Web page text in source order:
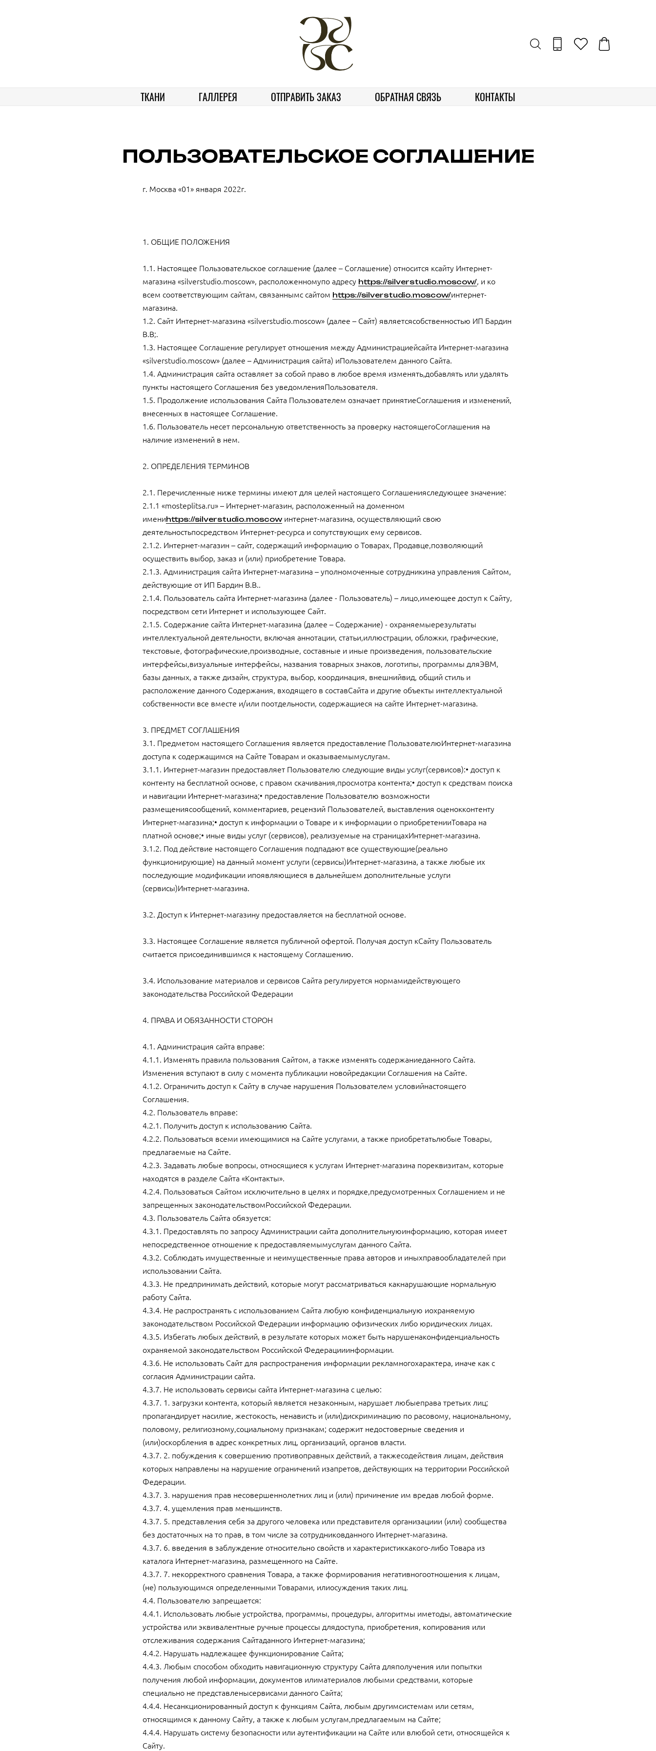
ТКАНИ ГАЛЛЕРЕЯ ОТПРАВИТЬ ЗАКАЗ ОБРАТНАЯ СВЯЗЬ КОНТАКТЫ
ПОЛЬЗОВАТЕЛЬСКОЕ СОГЛАШЕНИЕ
г. Москва «01» января 2022г.
1. ОБЩИЕ ПОЛОЖЕНИЯ
1.1. Настоящее Пользовательское соглашение (далее – Соглашение) относится ксайту Интернет-
магазина «silverstudio.moscow», расположенномупо адресу https://silverstudio.moscow/, и ко
всем соответствующим сайтам, связаннымс сайтом https://silverstudio.moscow/интернет-
магазина.
1.2. Сайт Интернет-магазина «silverstudio.moscow» (далее – Сайт) являетсясобственностью ИП Бардин
В.В;.
1.3. Настоящее Соглашение регулирует отношения между Администрациейсайта Интернет-магазина
«silverstudio.moscow» (далее – Администрация сайта) иПользователем данного Сайта.
1.4. Администрация сайта оставляет за собой право в любое время изменять,добавлять или удалять
пункты настоящего Соглашения без уведомленияПользователя.
1.5. Продолжение использования Сайта Пользователем означает принятиеСоглашения и изменений,
внесенных в настоящее Соглашение.
1.6. Пользователь несет персональную ответственность за проверку настоящегоСоглашения на
наличие изменений в нем.
2. ОПРЕДЕЛЕНИЯ ТЕРМИНОВ
2.1. Перечисленные ниже термины имеют для целей настоящего Соглашенияследующее значение:
2.1.1 «mosteplitsa.ru» – Интернет-магазин, расположенный на доменном
имениhttps://silverstudio.moscow интернет-магазина, осуществляющий свою
деятельностьпосредством Интернет-ресурса и сопутствующих ему сервисов.
2.1.2. Интернет-магазин – сайт, содержащий информацию о Товарах, Продавце,позволяющий
осуществить выбор, заказ и (или) приобретение Товара.
2.1.3. Администрация сайта Интернет-магазина – уполномоченные сотрудникина управления Сайтом,
действующие от ИП Бардин В.В..
2.1.4. Пользователь сайта Интернет-магазина (далее - Пользователь) – лицо,имеющее доступ к Сайту,
посредством сети Интернет и использующее Сайт.
2.1.5. Содержание сайта Интернет-магазина (далее – Содержание) - охраняемыерезультаты
интеллектуальной деятельности, включая аннотации, статьи,иллюстрации, обложки, графические,
текстовые, фотографические,производные, составные и иные произведения, пользовательские
интерфейсы,визуальные интерфейсы, названия товарных знаков, логотипы, программы дляЭВМ,
базы данных, а также дизайн, структура, выбор, координация, внешнийвид, общий стиль и
расположение данного Содержания, входящего в составСайта и другие объекты интеллектуальной
собственности все вместе и/или поотдельности, содержащиеся на сайте Интернет-магазина.
3. ПРЕДМЕТ СОГЛАШЕНИЯ
3.1. Предметом настоящего Соглашения является предоставление ПользователюИнтернет-магазина
доступа к содержащимся на Сайте Товарам и оказываемымуслугам.
3.1.1. Интернет-магазин предоставляет Пользователю следующие виды услуг(сервисов):• доступ к
контенту на бесплатной основе, с правом скачивания,просмотра контента;• доступ к средствам поиска
и навигации Интернет-магазина;• предоставление Пользователю возможности
размещениясообщений, комментариев, рецензий Пользователей, выставления оценокконтенту
Интернет-магазина;• доступ к информации о Товаре и к информации о приобретенииТовара на
платной основе;• иные виды услуг (сервисов), реализуемые на страницахИнтернет-магазина.
3.1.2. Под действие настоящего Соглашения подпадают все существующие(реально
функционирующие) на данный момент услуги (сервисы)Интернет-магазина, а также любые их
последующие модификации ипоявляющиеся в дальнейшем дополнительные услуги
(сервисы)Интернет-магазина.
3.2. Доступ к Интернет-магазину предоставляется на бесплатной основе.
3.3. Настоящее Соглашение является публичной офертой. Получая доступ кСайту Пользователь
считается присоединившимся к настоящему Соглашению.
3.4. Использование материалов и сервисов Сайта регулируется нормамидействующего
законодательства Российской Федерации
4. ПРАВА И ОБЯЗАННОСТИ СТОРОН
4.1. Администрация сайта вправе:
4.1.1. Изменять правила пользования Сайтом, а также изменять содержаниеданного Сайта.
Изменения вступают в силу с момента публикации новойредакции Соглашения на Сайте.
4.1.2. Ограничить доступ к Сайту в случае нарушения Пользователем условийнастоящего
Соглашения.
4.2. Пользователь вправе:
4.2.1. Получить доступ к использованию Сайта.
4.2.2. Пользоваться всеми имеющимися на Сайте услугами, а также приобретатьлюбые Товары,
предлагаемые на Сайте.
4.2.3. Задавать любые вопросы, относящиеся к услугам Интернет-магазина пореквизитам, которые
находятся в разделе Сайта «Контакты».
4.2.4. Пользоваться Сайтом исключительно в целях и порядке,предусмотренных Соглашением и не
запрещенных законодательствомРоссийской Федерации.
4.3. Пользователь Сайта обязуется:
4.3.1. Предоставлять по запросу Администрации сайта дополнительнуюинформацию, которая имеет
непосредственное отношение к предоставляемымуслугам данного Сайта.
4.3.2. Соблюдать имущественные и неимущественные права авторов и иныхправообладателей при
использовании Сайта.
4.3.3. Не предпринимать действий, которые могут рассматриваться какнарушающие нормальную
работу Сайта.
4.3.4. Не распространять с использованием Сайта любую конфиденциальную иохраняемую
законодательством Российской Федерации информацию офизических либо юридических лицах.
4.3.5. Избегать любых действий, в результате которых может быть нарушенаконфиденциальность
охраняемой законодательством Российской Федерацииинформации.
4.3.6. Не использовать Сайт для распространения информации рекламногохарактера, иначе как с
согласия Администрации сайта.
4.3.7. Не использовать сервисы сайта Интернет-магазина с целью:
4.3.7. 1. загрузки контента, который является незаконным, нарушает любыеправа третьих лиц;
пропагандирует насилие, жестокость, ненависть и (или)дискриминацию по расовому, национальному,
половому, религиозному,социальному признакам; содержит недостоверные сведения и
(или)оскорбления в адрес конкретных лиц, организаций, органов власти.
4.3.7. 2. побуждения к совершению противоправных действий, а такжесодействия лицам, действия
которых направлены на нарушение ограничений изапретов, действующих на территории Российской
Федерации.
4.3.7. 3. нарушения прав несовершеннолетних лиц и (или) причинение им вредав любой форме.
4.3.7. 4. ущемления прав меньшинств.
4.3.7. 5. представления себя за другого человека или представителя организациии (или) сообщества
без достаточных на то прав, в том числе за сотрудниковданного Интернет-магазина.
4.3.7. 6. введения в заблуждение относительно свойств и характеристиккакого-либо Товара из
каталога Интернет-магазина, размещенного на Сайте.
4.3.7. 7. некорректного сравнения Товара, а также формирования негативногоотношения к лицам,
(не) пользующимся определенными Товарами, илиосуждения таких лиц.
4.4. Пользователю запрещается:
4.4.1. Использовать любые устройства, программы, процедуры, алгоритмы иметоды, автоматические
устройства или эквивалентные ручные процессы длядоступа, приобретения, копирования или
отслеживания содержания Сайтаданного Интернет-магазина;
4.4.2. Нарушать надлежащее функционирование Сайта;
4.4.3. Любым способом обходить навигационную структуру Сайта дляполучения или попытки
получения любой информации, документов илиматериалов любыми средствами, которые
специально не представленысервисами данного Сайта;
4.4.4. Несанкционированный доступ к функциям Сайта, любым другимсистемам или сетям,
относящимся к данному Сайту, а также к любым услугам,предлагаемым на Сайте;
4.4.4. Нарушать систему безопасности или аутентификации на Сайте или влюбой сети, относящейся к
Сайту.